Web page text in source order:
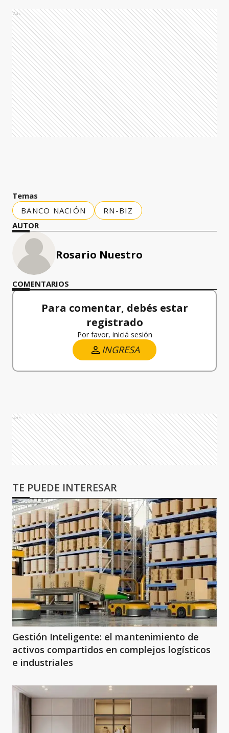
Ads
Temas
BANCO NACIÓN
RN-BIZ
AUTOR
Rosario Nuestro
COMENTARIOS
Para comentar, debés estar
registrado
Por favor, iniciá sesión
INGRESA
Ads
TE PUEDE INTERESAR
Gestión Inteligente: el mantenimiento de
activos compartidos en complejos logísticos
e industriales